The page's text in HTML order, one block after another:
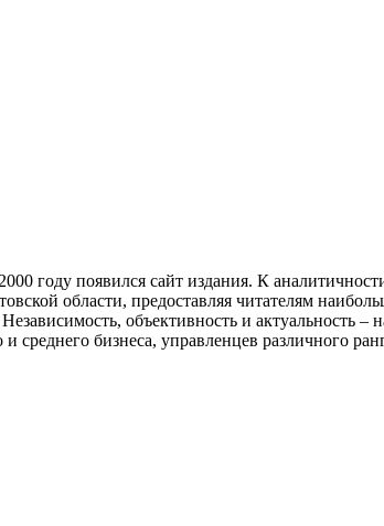
году появился сайт издания. К
области, предоставляя читателям
объективность и актуальность
бизнеса, управленцев различного